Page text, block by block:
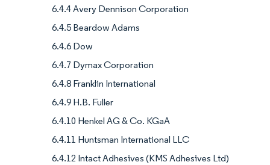
6.4.4 Avery Dennison Corporation
6.4.5 Beardow Adams
6.4.6 Dow
6.4.7 Dymax Corporation
6.4.8 Franklin International
6.4.9 H.B. Fuller
6.4.10 Henkel AG & Co. KGaA
6.4.11 Huntsman International LLC
6.4.12 Intact Adhesives (KMS Adhesives Ltd)